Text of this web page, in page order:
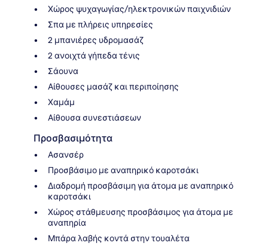
Χώρος ψυχαγωγίας/ηλεκτρονικών παιχνιδιών
Σπα με πλήρεις υπηρεσίες
2 μπανιέρες υδρομασάζ
2 ανοιχτά γήπεδα τένις
Σάουνα
Αίθουσες μασάζ και περιποίησης
Χαμάμ
Αίθουσα συνεστιάσεων
Προσβασιμότητα
Ασανσέρ
Προσβάσιμο με αναπηρικό καροτσάκι
Διαδρομή προσβάσιμη για άτομα με αναπηρικό
καροτσάκι
Χώρος στάθμευσης προσβάσιμος για άτομα με
αναπηρία
Μπάρα λαβής κοντά στην τουαλέτα